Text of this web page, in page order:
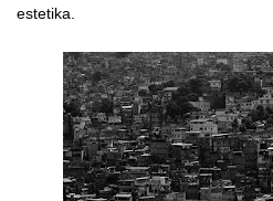
estetika.